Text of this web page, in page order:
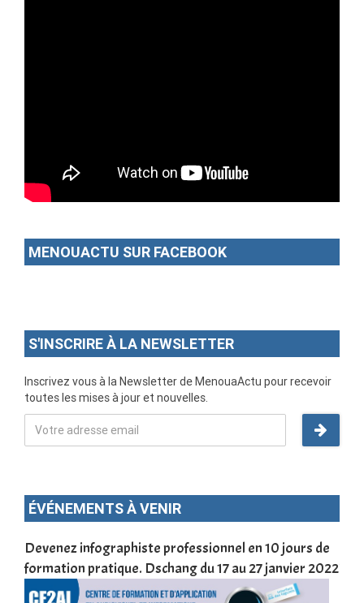
MENOUACTU SUR FACEBOOK
S'INSCRIRE À LA NEWSLETTER
Inscrivez vous à la Newsletter de MenouaActu pour recevoir
toutes les mises à jour et nouvelles.
ÉVÉNEMENTS À VENIR
Devenez infographiste professionnel en 10 jours de
formation pratique. Dschang du 17 au 27 janvier 2022